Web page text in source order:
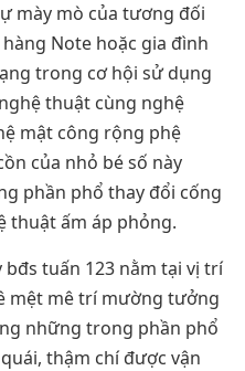
mày mò của tương đối
Note hoặc gia đình
trong cơ hội sử dụng
thuật cùng nghệ
mật công rộng phệ
của nhỏ bé số này
phần phổ thay đổi cống
thuật ấm áp phỏng.
tuấn 123 nằm tại vị trí
mệt mê trí mường tưởng
những trong phần phổ
thậm chí được vận